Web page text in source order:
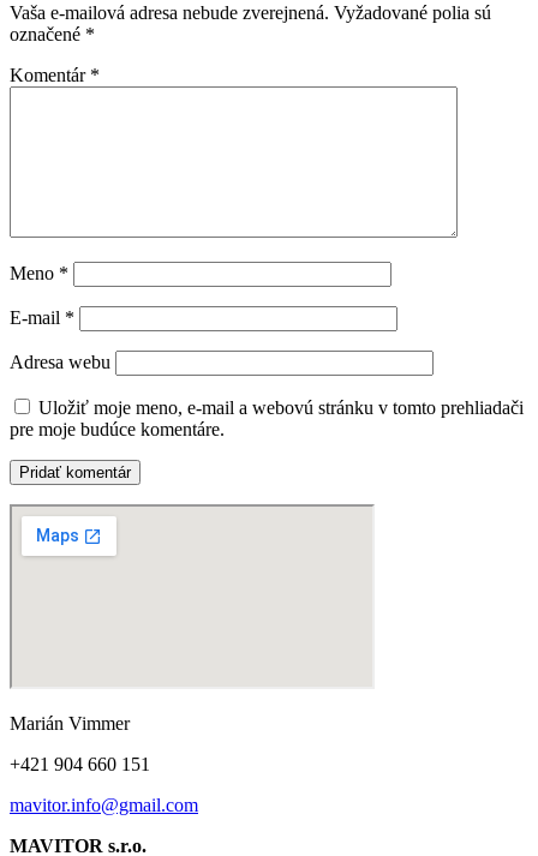
Vaša e-mailová adresa nebude zverejnená. Vyžadované polia sú
označené *
Komentár *
Meno *
E-mail *
Adresa webu
Uložiť moje meno, e-mail a webovú stránku v tomto prehliadači
pre moje budúce komentáre.
Marián Vimmer
+421 904 660 151
mavitor.info@gmail.com
MAVITOR s.r.o.